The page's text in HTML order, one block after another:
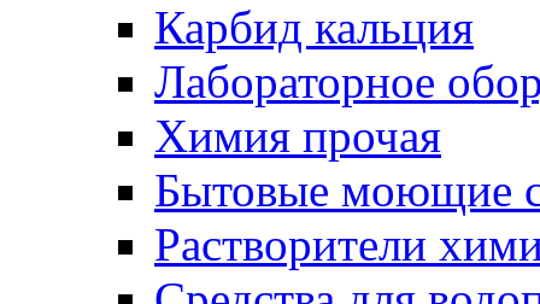
Карбид кальция
Лабораторное
Химия прочая
Бытовые моющие
Растворители